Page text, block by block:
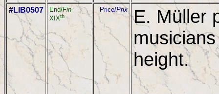
#LIB0507 End/Fin
XIXth
Price/Prix
E. Müller
height.